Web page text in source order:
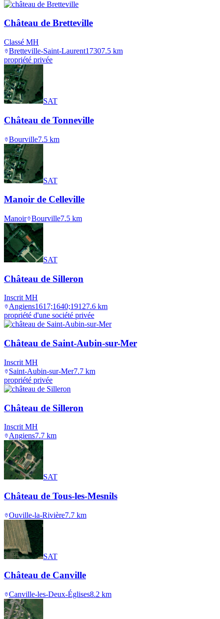
Château de Bretteville
Classé MH
Bretteville-Saint-Laurent17307.5 km
propriété privée
SAT
Château de Tonneville
Bourville7.5 km
SAT
Manoir de Celleville
Manoir Bourville7.5 km
SAT
Château de Silleron
Inscrit MH
Angiens1617;1640;19127.6 km
propriété d'une société privée
Château de Saint-Aubin-sur-Mer
Inscrit MH
Saint-Aubin-sur-Mer7.7 km
propriété privée
Château de Silleron
Inscrit MH
Angiens7.7 km
SAT
Château de Tous-les-Mesnils
Ouville-la-Rivière7.7 km
SAT
Château de Canville
Canville-les-Deux-Églises8.2 km